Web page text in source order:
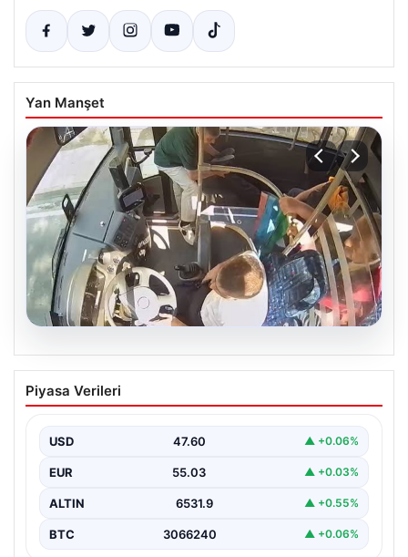
Yan Manşet
Otobüste Rahatsızlanan Yolcuyu Şoför
Hızla Hastaneye Yönlendirdi
otobüslerinde yaşanan ilginç ve dikkat çekici…
Piyasa Verileri
USD 47.60 ▲ +0.06%
EUR 55.03 ▲ +0.03%
ALTIN 6531.9 ▲ +0.55%
BTC 3066240 ▲ +0.06%